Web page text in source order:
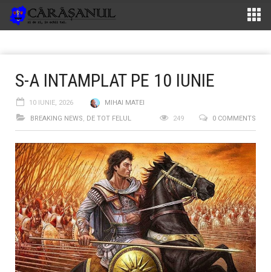
S-A INTAMPLAT PE 10 IUNIE
10 IUNIE, 2026
MIHAI MATEI
BREAKING NEWS, DE TOT FELUL 0 COMMENTS
249